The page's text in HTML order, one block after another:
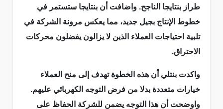
طراز بنتايجا الناجح. واضافت أن بنتايجا ستستمر في
خطوط الإنتاج بجيل جديد، مما يعكس مرونة الشركة في
تلبية احتياجات العملاء الذين لا يزالون يفضلون محركات
الاحتراق.
واكدت بنتلي أن هذه الخطوة تهدف إلى منح العملاء
خيارات متعددة بدلا من فرض التوجه الكهربائي عليهم.
واوضحت أن هذا التوجه يضمن للشركة الحفاظ على